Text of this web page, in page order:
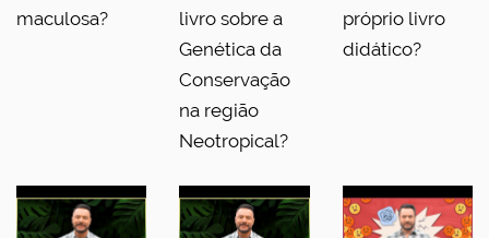
maculosa?
livro sobre a
Genética da
Conservação
na região
Neotropical?
próprio livro
didático?